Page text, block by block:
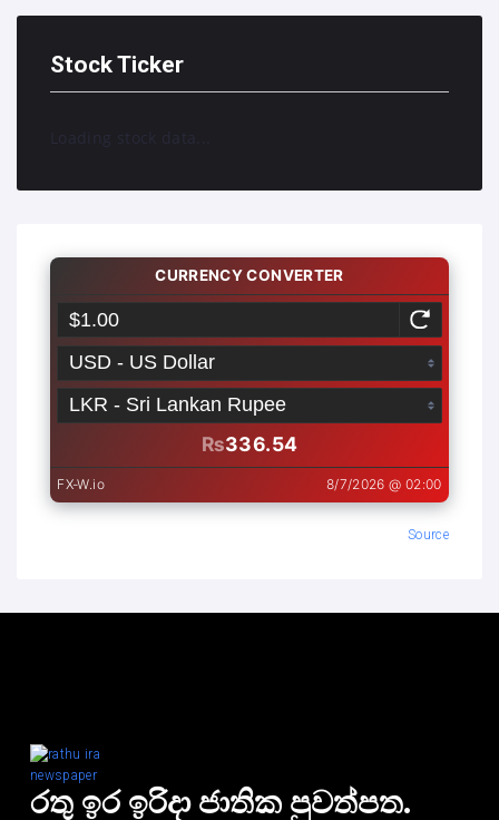
Stock Ticker
Loading stock data...
Source
රතු ඉර ඉරිදා ජාතික පුවත්පත.